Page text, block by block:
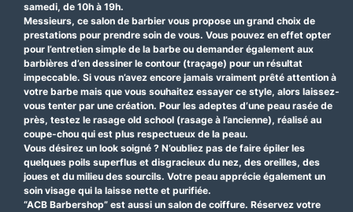
samedi, de 10h à 19h.
Messieurs, ce salon de barbier vous propose un grand choix de
prestations pour prendre soin de vous. Vous pouvez en effet opter
pour l’entretien simple de la barbe ou demander également aux
barbières d’en dessiner le contour (traçage) pour un résultat
impeccable. Si vous n’avez encore jamais vraiment prêté attention à
votre barbe mais que vous souhaitez essayer ce style, alors laissez-
vous tenter par une création. Pour les adeptes d’une peau rasée de
près, testez le rasage old school (rasage à l’ancienne), réalisé au
coupe-chou qui est plus respectueux de la peau.
Vous désirez un look soigné ? N’oubliez pas de faire épiler les
quelques poils superflus et disgracieux du nez, des oreilles, des
joues et du milieu des sourcils. Votre peau apprécie également un
soin visage qui la laisse nette et purifiée.
“ACB Barbershop” est aussi un salon de coiffure. Réservez votre